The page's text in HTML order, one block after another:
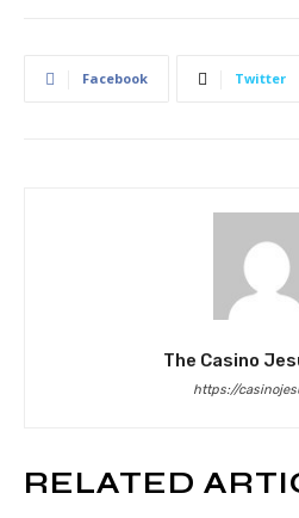
Facebook Twitter
The Casino
https://
RELATED